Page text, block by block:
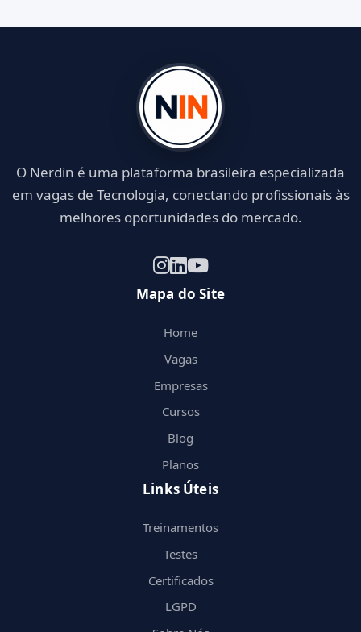
O Nerdin é uma plataforma brasileira especializada
em vagas de Tecnologia, conectando profissionais às
melhores oportunidades do mercado.
Mapa do Site
Home
Vagas
Empresas
Cursos
Blog
Planos
Links Úteis
Treinamentos
Testes
Certificados
LGPD